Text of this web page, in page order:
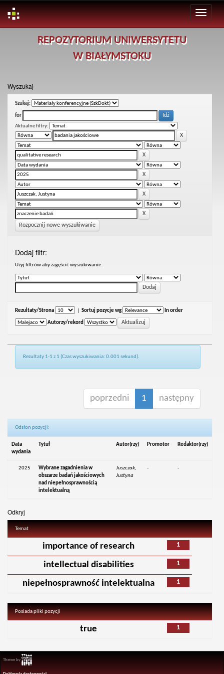
REPOZYTORIUM UNIWERSYTETU
W BIAŁYMSTOKU
Wyszukaj
Szukaj:
for
Aktualne filtry:
Rozpocznij nowe wyszukiwanie
Dodaj filtr:
Uzyj filtrów aby zagęścić wyszukiwanie.
Rezultaty/Strona Sortuj pozycje wg In order
Autorzy/rekord
Rezultaty 1-1 z 1 (Czas wyszukiwania: 0.001 sekund).
poprzedni 1 następny
Odsłon pozycji:
Data
wydania
Tytuł Autor(rzy) Promotor Redaktor(rzy)
2025
Wybrane zagadnienia w
obszarze badań jakościowych
nad niepełnosprawnością
intelektualną
Juszczak,
Justyna
- -
Odkryj
Temat
1
importance of research
1
intellectual disabilities
1
niepełnosprawność intelektualna
Posiada pliki pozycji
1
true
Theme by